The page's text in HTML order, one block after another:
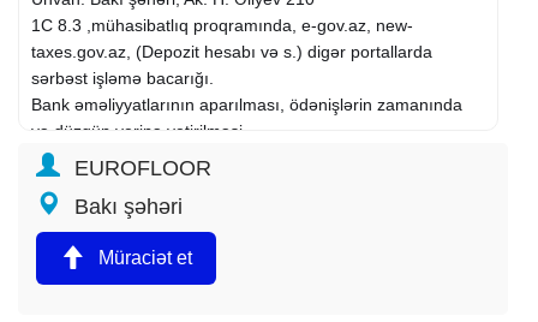
1C 8.3 ,mühasibatlıq proqramında, e-gov.az, new-
taxes.gov.az, (Depozit hesabı və s.) digər portallarda
sərbəst işləmə bacarığı.
Bank əməliyyatlarının aparılması, ödənişlərin zamanında
və düzgün yerinə yetirilməsi
Müəssənin fəaliyyətinə uyğun vergi hesabatlarının (DSMF,
Əmək haqqı: 700-1000 AZN
EUROFLOOR
Bakı şəhəri
Müraciət et